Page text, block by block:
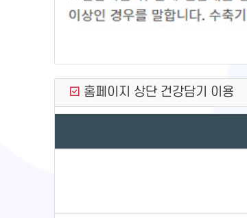
홈페이지 상단 건강담기 이용